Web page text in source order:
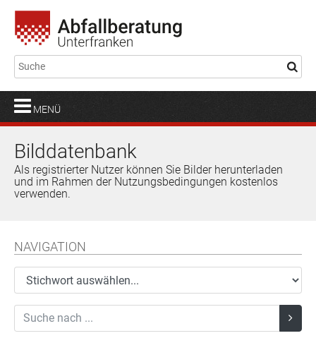
MENÜ
Bilddatenbank
Als registrierter Nutzer können Sie Bilder herunterladen
und im Rahmen der Nutzungsbedingungen kostenlos
verwenden.
NAVIGATION